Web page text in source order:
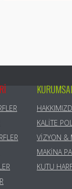
KALITE
VIZYON &
MAKINA
KUTU